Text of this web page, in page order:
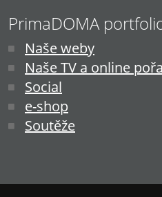
PrimaDOMA
Naše weby
Naše TV a online
Social
e-shop
Soutěže